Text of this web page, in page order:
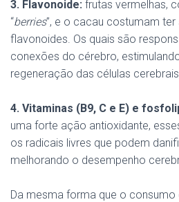
3. Flavonoide: frutas vermelhas,
“berries”, e o cacau costumam
flavonoides. Os quais são
conexões do cérebro,
regeneração das células
4. Vitaminas (B9, C e E) e
uma forte ação antioxidante,
os radicais livres que podem
melhorando o desempenho
Da mesma forma que o